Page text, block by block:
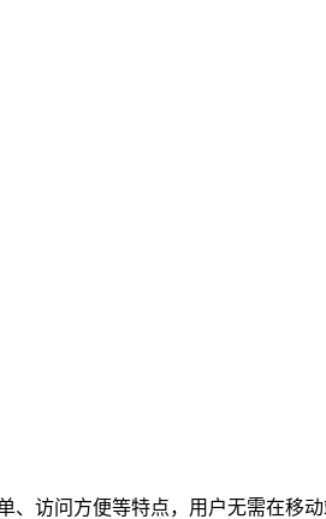
访问方便等特点，用户无需在移动